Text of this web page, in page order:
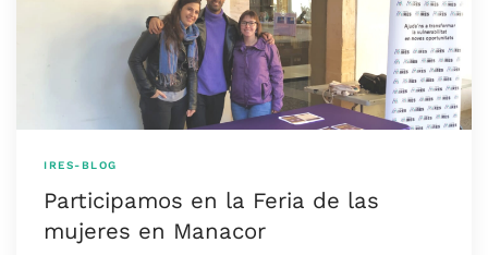
IRES-BLOG
Participamos en la Feria de las
mujeres en Manacor